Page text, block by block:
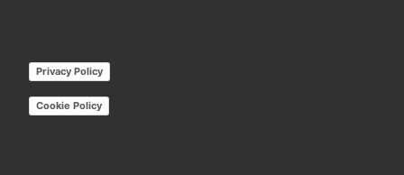
Privacy Policy
Cookie Policy